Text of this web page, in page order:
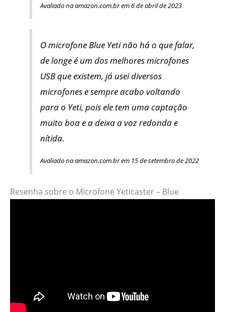
Avaliado na amazon.com.br em 6 de abril de 2023
O microfone Blue Yeti não há o que falar,
de longe é um dos melhores microfones
USB que existem, já usei diversos
microfones e sempre acabo voltando
para o Yeti, pois ele tem uma captação
muito boa e a deixa a voz redonda e
nítida.
Avaliado na amazon.com.br em 15 de setembro de 2022
Resenha sobre o Microfone Yeticaster – Blue